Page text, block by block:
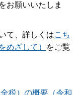
お願いいたしま
て、詳しくはこち
めざして）
をご覧
税）の概要（令和